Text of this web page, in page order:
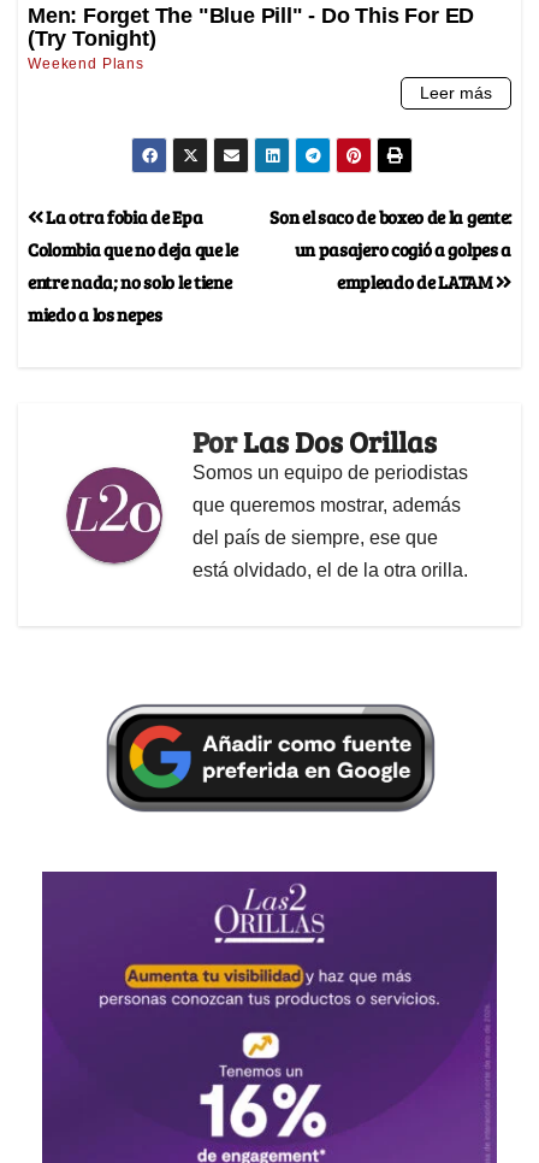
Son el saco de boxeo de la gente:
un pasajero cogió a golpes a
empleado de LATAM
La otra fobia de Epa
Colombia que no deja que le
entre nada; no solo le tiene
miedo a los nepes
PorLas Dos Orillas
Somos un equipo de periodistas
que queremos mostrar, además
del país de siempre, ese que
está olvidado, el de la otra orilla.